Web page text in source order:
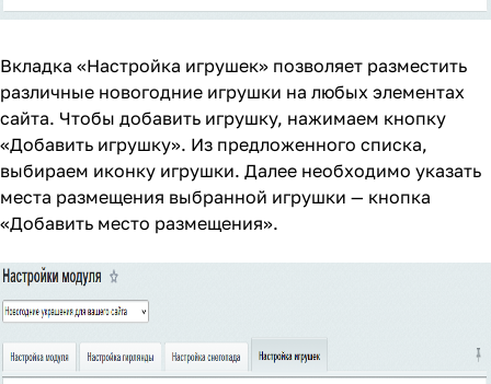
Вкладка «Настройка игрушек» позволяет разместить
различные новогодние игрушки на любых элементах
сайта. Чтобы добавить игрушку, нажимаем кнопку
«Добавить игрушку». Из предложенного списка,
выбираем иконку игрушки. Далее необходимо указать
места размещения выбранной игрушки — кнопка
«Добавить место размещения».